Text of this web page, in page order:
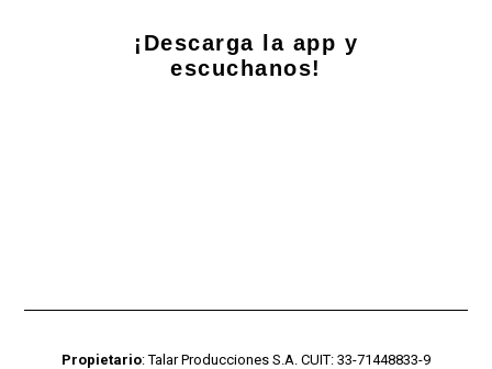
¡Descarga la app y
escuchanos!
Propietario: Talar Producciones S.A. CUIT: 33-71448833-9